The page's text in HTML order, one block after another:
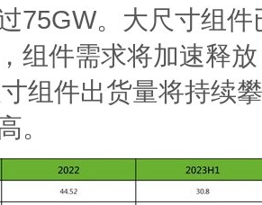
75GW。大尺寸组
组件需求将加速释
组件出货量将持续
。